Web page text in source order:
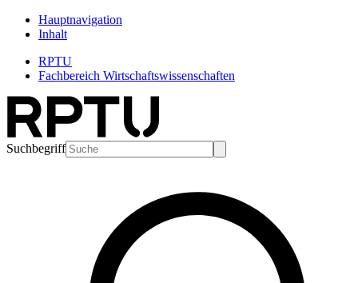
Hauptnavigation
Inhalt
RPTU
Fachbereich Wirtschaftswissenschaften
Suchbegriff